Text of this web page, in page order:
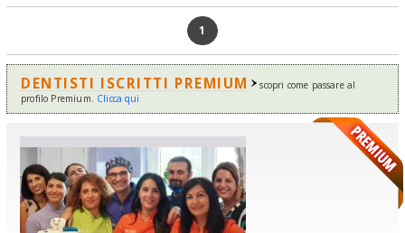
1
DENTISTI ISCRITTI PREMIUM
scopri come passare al
profilo Premium. Clicca qui